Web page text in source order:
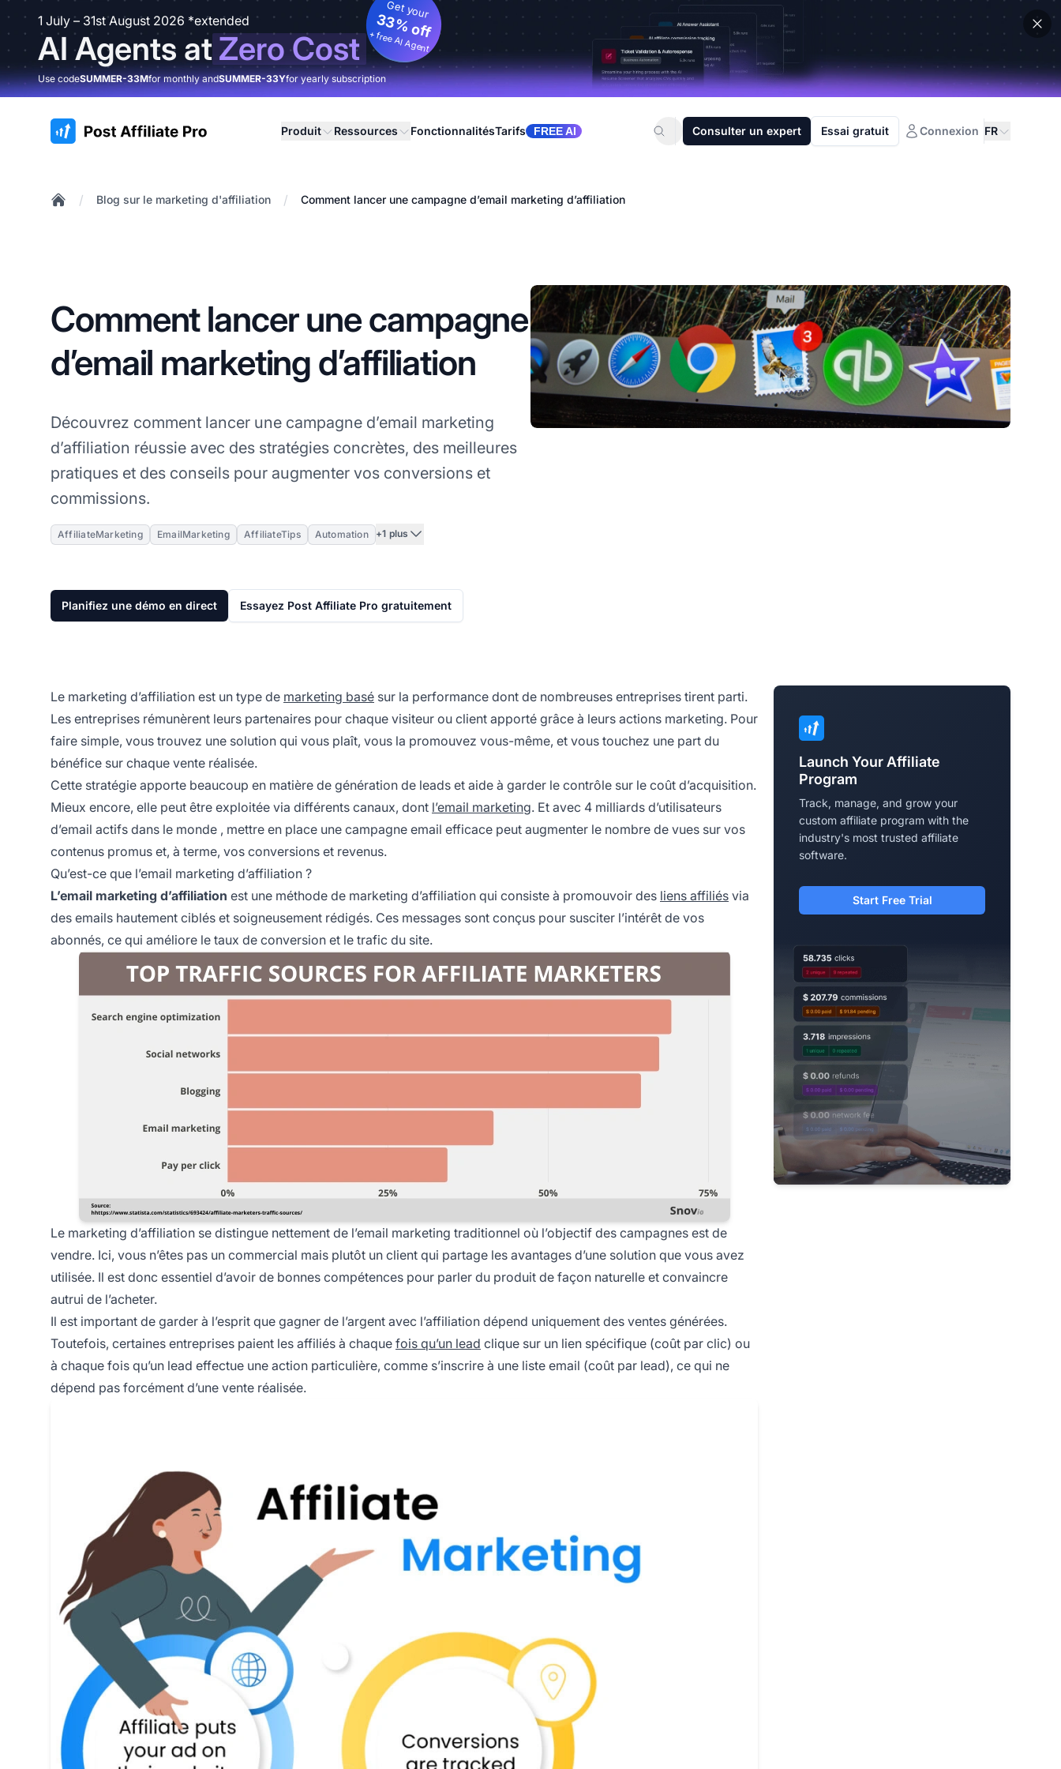
1 July – 31st August 2026 *extended
AI Agents atZero Cost
Get your
33% off
+ free AI Agent
Use codeSUMMER-33Mfor monthly andSUMMER-33Yfor yearly subscription
:site.title Produit Ressources FonctionnalitésTarifs FREE AI Consulter un expert Essai gratuit Connexion FR
/ Blog sur le marketing d'affiliation / Comment lancer une campagne d’email marketing d’affiliation
Comment lancer une campagne
d’email marketing d’affiliation
Découvrez comment lancer une campagne d’email marketing
d’affiliation réussie avec des stratégies concrètes, des meilleures
pratiques et des conseils pour augmenter vos conversions et
commissions.
AffiliateMarketing EmailMarketing AffiliateTips Automation +1 plus
Planifiez une démo en direct Essayez Post Affiliate Pro gratuitement
Le marketing d’affiliation est un type de marketing basé sur la performance dont de nombreuses entreprises tirent parti.
Les entreprises rémunèrent leurs partenaires pour chaque visiteur ou client apporté grâce à leurs actions marketing. Pour
faire simple, vous trouvez une solution qui vous plaît, vous la promouvez vous-même, et vous touchez une part du
bénéfice sur chaque vente réalisée.
Cette stratégie apporte beaucoup en matière de génération de leads et aide à garder le contrôle sur le coût d’acquisition.
Mieux encore, elle peut être exploitée via différents canaux, dont l’email marketing. Et avec 4 milliards d’utilisateurs
d’email actifs dans le monde , mettre en place une campagne email efficace peut augmenter le nombre de vues sur vos
contenus promus et, à terme, vos conversions et revenus.
Qu’est-ce que l’email marketing d’affiliation ?
L’email marketing d’affiliation est une méthode de marketing d’affiliation qui consiste à promouvoir des liens affiliés via
des emails hautement ciblés et soigneusement rédigés. Ces messages sont conçus pour susciter l’intérêt de vos
abonnés, ce qui améliore le taux de conversion et le trafic du site.
Le marketing d’affiliation se distingue nettement de l’email marketing traditionnel où l’objectif des campagnes est de
vendre. Ici, vous n’êtes pas un commercial mais plutôt un client qui partage les avantages d’une solution que vous avez
utilisée. Il est donc essentiel d’avoir de bonnes compétences pour parler du produit de façon naturelle et convaincre
autrui de l’acheter.
Il est important de garder à l’esprit que gagner de l’argent avec l’affiliation dépend uniquement des ventes générées.
Toutefois, certaines entreprises paient les affiliés à chaque fois qu’un lead clique sur un lien spécifique (coût par clic) ou
à chaque fois qu’un lead effectue une action particulière, comme s’inscrire à une liste email (coût par lead), ce qui ne
dépend pas forcément d’une vente réalisée.
Launch Your Affiliate
Program
Track, manage, and grow your
custom affiliate program with the
industry's most trusted affiliate
software.
Start Free Trial